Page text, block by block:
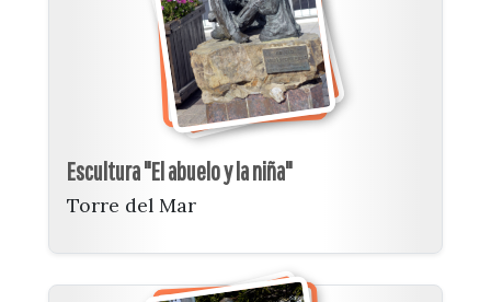
Escultura "El abuelo y la niña"
Torre del Mar